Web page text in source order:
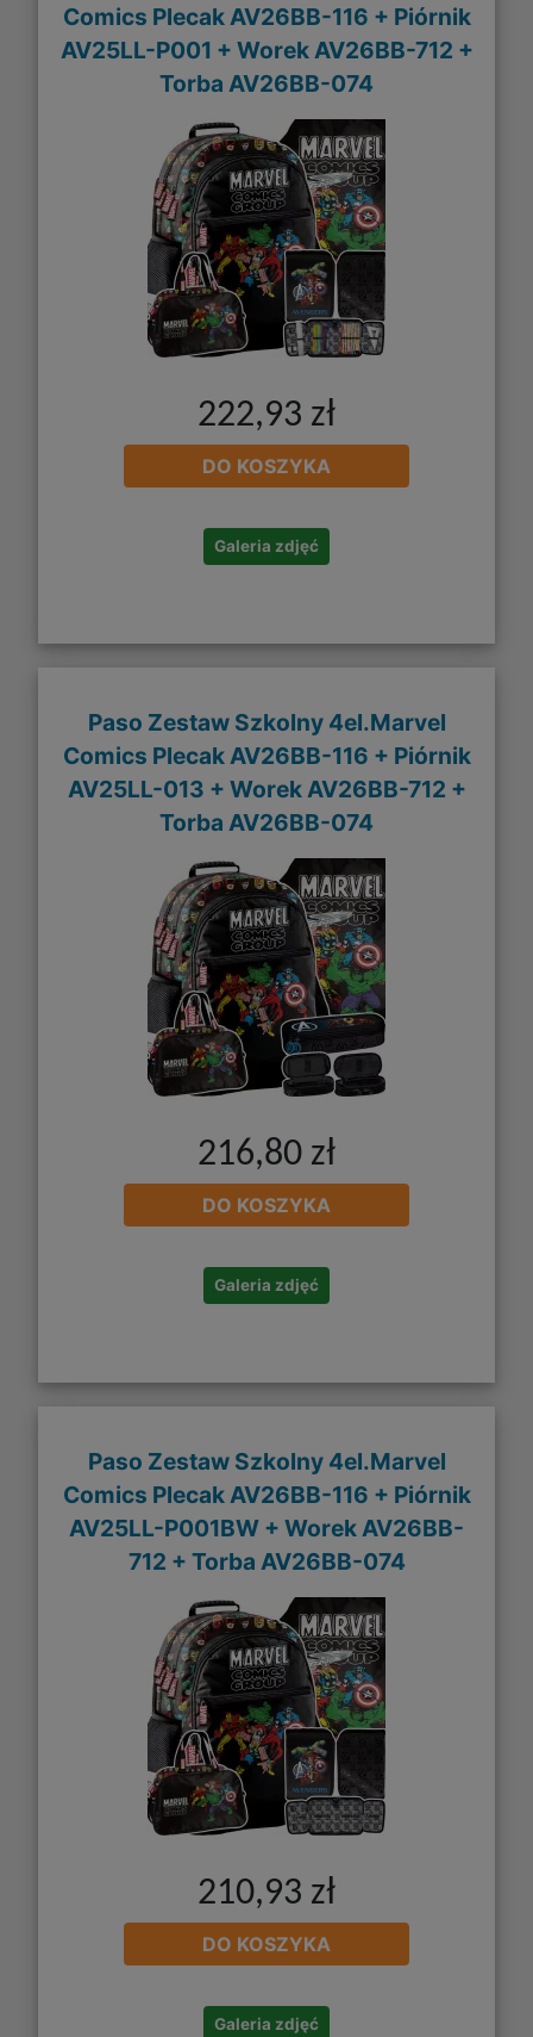
Comics Plecak AV26BB-116 + Piórnik
AV25LL-P001 + Worek AV26BB-712 +
Torba AV26BB-074
222,93 zł
DO KOSZYKA
Galeria zdjęć
Paso Zestaw Szkolny 4el.Marvel
Comics Plecak AV26BB-116 + Piórnik
AV25LL-013 + Worek AV26BB-712 +
Torba AV26BB-074
216,80 zł
DO KOSZYKA
Galeria zdjęć
Paso Zestaw Szkolny 4el.Marvel
Comics Plecak AV26BB-116 + Piórnik
AV25LL-P001BW + Worek AV26BB-
712 + Torba AV26BB-074
210,93 zł
DO KOSZYKA
Galeria zdjęć